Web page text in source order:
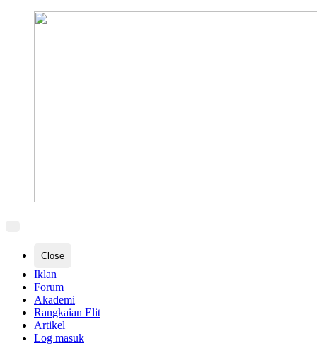
Close
Iklan
Forum
Akademi
Rangkaian Elit
Artikel
Log masuk